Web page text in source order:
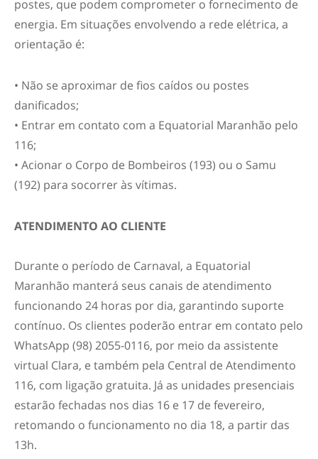
postes, que podem comprometer o fornecimento de
energia. Em situações envolvendo a rede elétrica, a
orientação é:
• Não se aproximar de fios caídos ou postes
danificados;
• Entrar em contato com a Equatorial Maranhão pelo
116;
• Acionar o Corpo de Bombeiros (193) ou o Samu
(192) para socorrer às vítimas.
ATENDIMENTO AO CLIENTE
Durante o período de Carnaval, a Equatorial
Maranhão manterá seus canais de atendimento
funcionando 24 horas por dia, garantindo suporte
contínuo. Os clientes poderão entrar em contato pelo
WhatsApp (98) 2055-0116, por meio da assistente
virtual Clara, e também pela Central de Atendimento
116, com ligação gratuita. Já as unidades presenciais
estarão fechadas nos dias 16 e 17 de fevereiro,
retomando o funcionamento no dia 18, a partir das
13h.